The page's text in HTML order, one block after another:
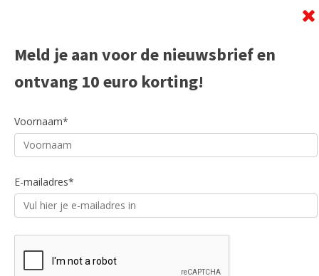
Meld je aan voor de nieuwsbrief en
ontvang 10 euro korting!
Voornaam*
E-mailadres*